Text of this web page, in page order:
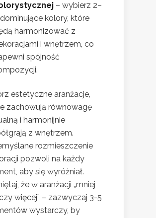
– wybierz 2–
kolory, które
harmonizować z
i wnętrzem, co
spójność
estetyczne aranżacje,
zachowują równowagę
i harmonijnie
z wnętrzem.
rozmieszczenie
pozwoli na każdy
aby się wyróżniał.
że w aranżacji „mniej
więcej” – zazwyczaj 3-5
wystarczy, by